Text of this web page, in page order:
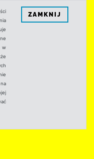
w
ZAMKNIJ